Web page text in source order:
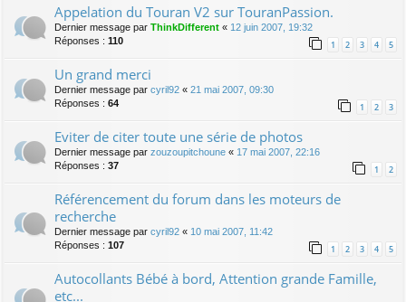
Appelation du Touran V2 sur TouranPassion.
Dernier message par ThinkDifferent « 12 juin 2007, 19:32
Réponses : 110 1 2 3 4 5
Un grand merci
Dernier message par cyril92 « 21 mai 2007, 09:30
Réponses : 64 1 2 3
Eviter de citer toute une série de photos
Dernier message par zouzoupitchoune « 17 mai 2007, 22:16
Réponses : 37 1 2
Référencement du forum dans les moteurs de
recherche
Dernier message par cyril92 « 10 mai 2007, 11:42
Réponses : 107 1 2 3 4 5
Autocollants Bébé à bord, Attention grande Famille,
etc...